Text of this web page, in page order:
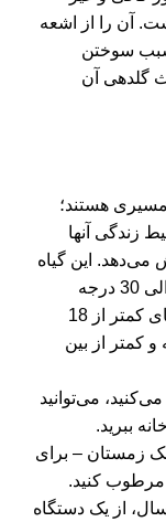
آن را از اشعه
سبب سوختن
گلدهی آن
هستند؛
زندگی آنها
می‌دهد. این گیاه
عاشق رطوبت است و بازه دمایی بین 18 الی 30 درجه
سانتی گراد را ترجیح می‌دهد و می‌تواند دمای کمتر از 18
کند، اما در دمای 4 درجه و کمتر از بین
می‌توانید
ببرید.
زمستان – برای
مرطوب کنید.
از یک دستگاه